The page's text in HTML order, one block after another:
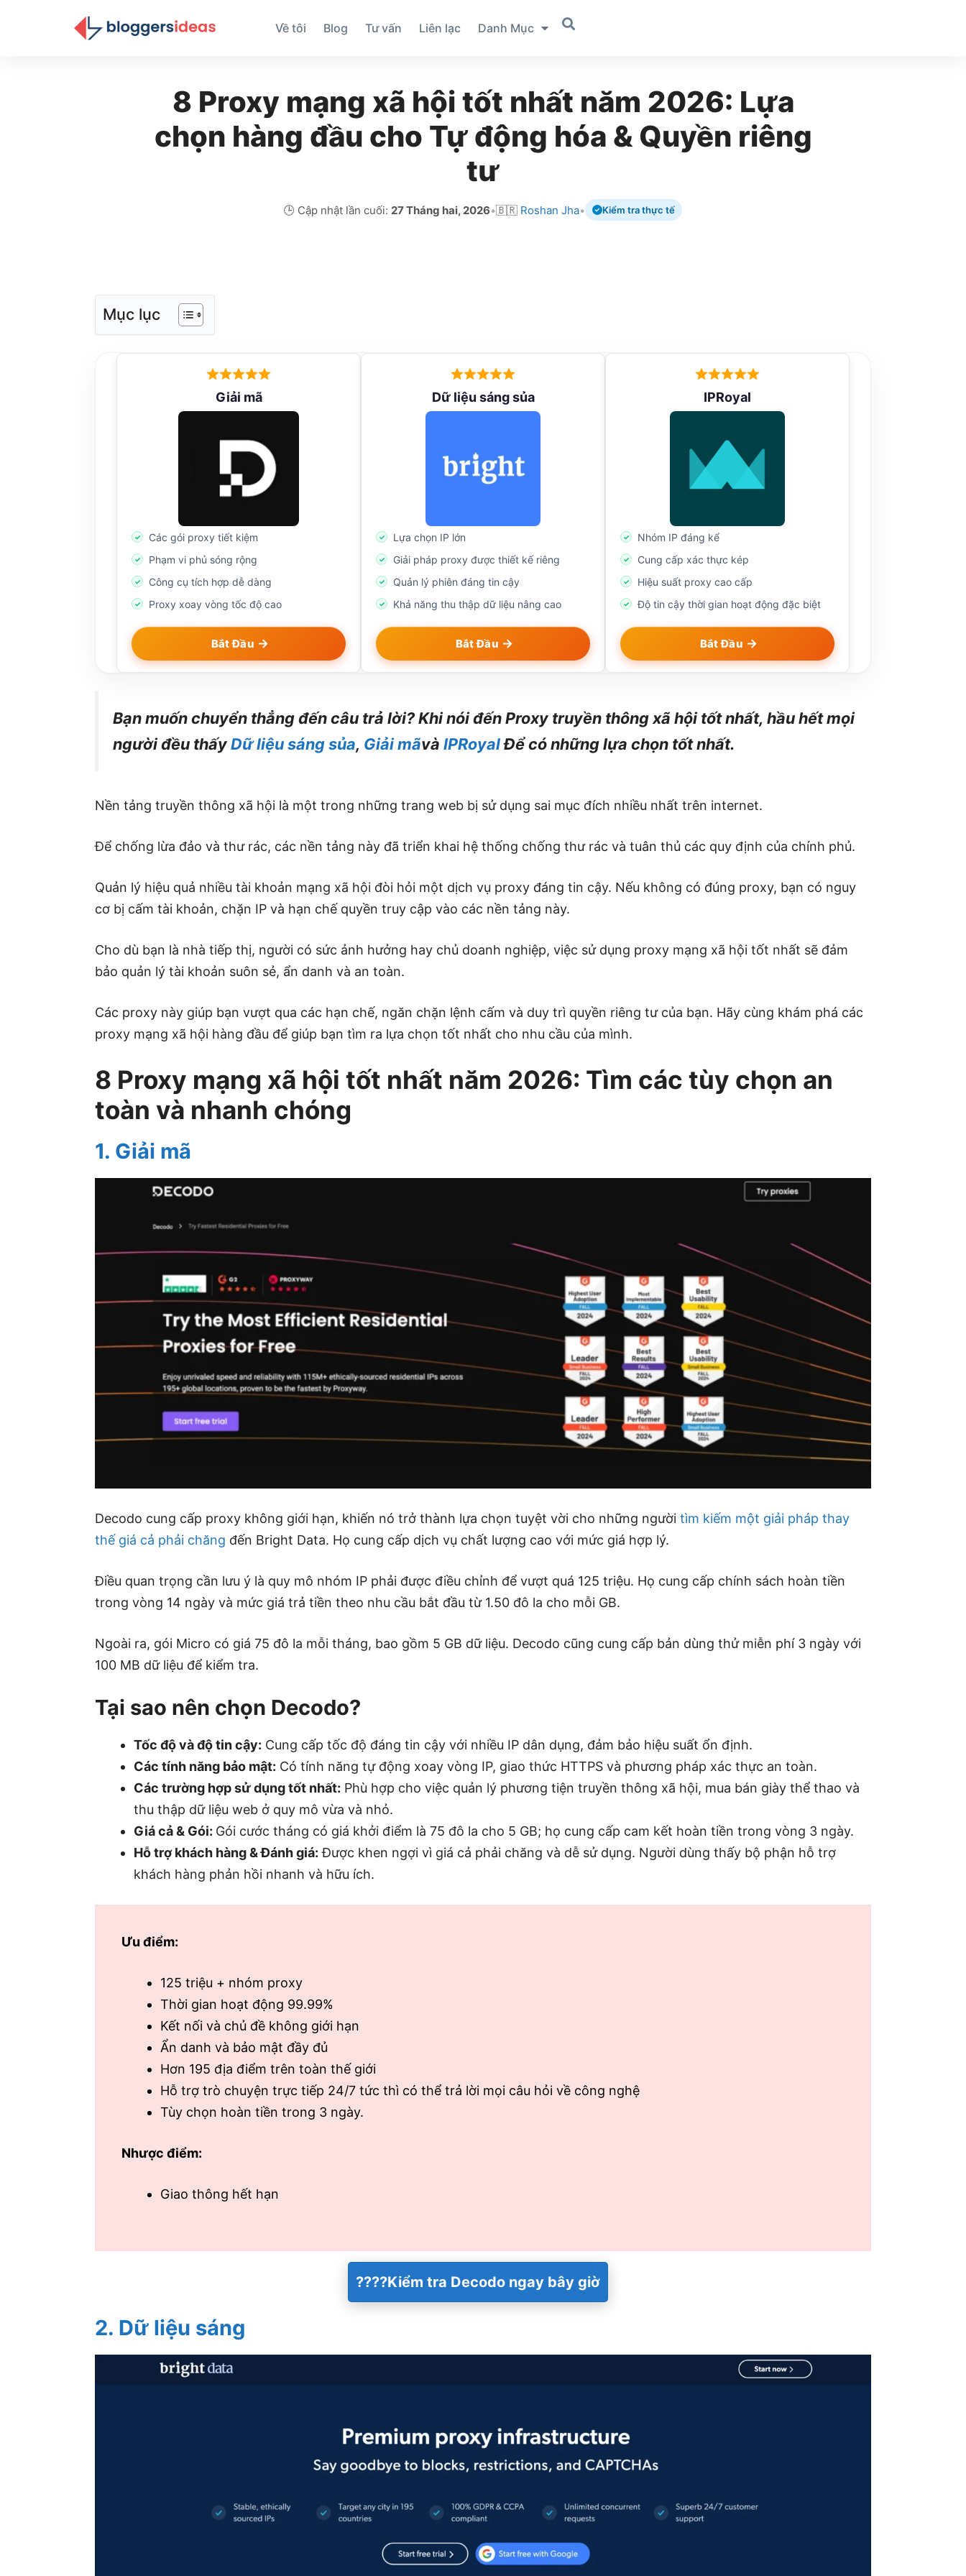
Về tôi Blog Tư vấn Liên lạc Danh Mục
8 Proxy mạng xã hội tốt nhất năm 2026: Lựa
chọn hàng đầu cho Tự động hóa & Quyền riêng
tư
🕒 Cập nhật lần cuối: 27 Tháng hai, 2026•🇧🇷 Roshan Jha• Kiểm tra thực tế
Mục lục
Giải mã
Các gói proxy tiết kiệm
Phạm vi phủ sóng rộng
Công cụ tích hợp dễ dàng
Proxy xoay vòng tốc độ cao
Bắt Đầu
Dữ liệu sáng sủa
Lựa chọn IP lớn
Giải pháp proxy được thiết kế riêng
Quản lý phiên đáng tin cậy
Khả năng thu thập dữ liệu nâng cao
Bắt Đầu
IPRoyal
Nhóm IP đáng kể
Cung cấp xác thực kép
Hiệu suất proxy cao cấp
Độ tin cậy thời gian hoạt động đặc biệt
Bắt Đầu
Bạn muốn chuyển thẳng đến câu trả lời? Khi nói đến Proxy truyền thông xã hội tốt nhất, hầu hết mọi
người đều thấyDữ liệu sáng sủa, Giải mãvà IPRoyalĐể có những lựa chọn tốt nhất.
Nền tảng truyền thông xã hội là một trong những trang web bị sử dụng sai mục đích nhiều nhất trên internet.
Để chống lừa đảo và thư rác, các nền tảng này đã triển khai hệ thống chống thư rác và tuân thủ các quy định của chính phủ.
Quản lý hiệu quả nhiều tài khoản mạng xã hội đòi hỏi một dịch vụ proxy đáng tin cậy. Nếu không có đúng proxy, bạn có nguy
cơ bị cấm tài khoản, chặn IP và hạn chế quyền truy cập vào các nền tảng này.
Cho dù bạn là nhà tiếp thị, người có sức ảnh hưởng hay chủ doanh nghiệp, việc sử dụng proxy mạng xã hội tốt nhất sẽ đảm
bảo quản lý tài khoản suôn sẻ, ẩn danh và an toàn.
Các proxy này giúp bạn vượt qua các hạn chế, ngăn chặn lệnh cấm và duy trì quyền riêng tư của bạn. Hãy cùng khám phá các
proxy mạng xã hội hàng đầu để giúp bạn tìm ra lựa chọn tốt nhất cho nhu cầu của mình.
8 Proxy mạng xã hội tốt nhất năm 2026: Tìm các tùy chọn an
toàn và nhanh chóng
1. Giải mã
Decodo cung cấp proxy không giới hạn, khiến nó trở thành lựa chọn tuyệt vời cho những người tìm kiếm một giải pháp thay
thế giá cả phải chăng đến Bright Data. Họ cung cấp dịch vụ chất lượng cao với mức giá hợp lý.
Điều quan trọng cần lưu ý là quy mô nhóm IP phải được điều chỉnh để vượt quá 125 triệu. Họ cung cấp chính sách hoàn tiền
trong vòng 14 ngày và mức giá trả tiền theo nhu cầu bắt đầu từ 1.50 đô la cho mỗi GB.
Ngoài ra, gói Micro có giá 75 đô la mỗi tháng, bao gồm 5 GB dữ liệu. Decodo cũng cung cấp bản dùng thử miễn phí 3 ngày với
100 MB dữ liệu để kiểm tra.
Tại sao nên chọn Decodo?
Tốc độ và độ tin cậy: Cung cấp tốc độ đáng tin cậy với nhiều IP dân dụng, đảm bảo hiệu suất ổn định.
Các tính năng bảo mật: Có tính năng tự động xoay vòng IP, giao thức HTTPS và phương pháp xác thực an toàn.
Các trường hợp sử dụng tốt nhất: Phù hợp cho việc quản lý phương tiện truyền thông xã hội, mua bán giày thể thao và
thu thập dữ liệu web ở quy mô vừa và nhỏ.
Giá cả & Gói: Gói cước tháng có giá khởi điểm là 75 đô la cho 5 GB; họ cung cấp cam kết hoàn tiền trong vòng 3 ngày.
Hỗ trợ khách hàng & Đánh giá: Được khen ngợi vì giá cả phải chăng và dễ sử dụng. Người dùng thấy bộ phận hỗ trợ
khách hàng phản hồi nhanh và hữu ích.
Ưu điểm:
125 triệu + nhóm proxy
Thời gian hoạt động 99.99%
Kết nối và chủ đề không giới hạn
Ẩn danh và bảo mật đầy đủ
Hơn 195 địa điểm trên toàn thế giới
Hỗ trợ trò chuyện trực tiếp 24/7 tức thì có thể trả lời mọi câu hỏi về công nghệ
Tùy chọn hoàn tiền trong 3 ngày.
Nhược điểm:
Giao thông hết hạn
????Kiểm tra Decodo ngay bây giờ
2. Dữ liệu sáng